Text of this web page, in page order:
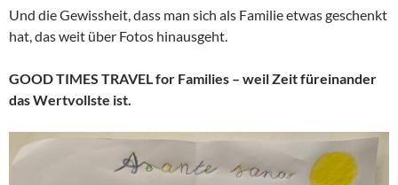
Und die Gewissheit, dass man sich als Familie etwas geschenkt
hat, das weit über Fotos hinausgeht.
GOOD TIMES TRAVEL for Families – weil Zeit füreinander
das Wertvollste ist.